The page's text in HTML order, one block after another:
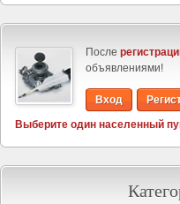
После
объявлениями!
Вход
Выберите один населенный